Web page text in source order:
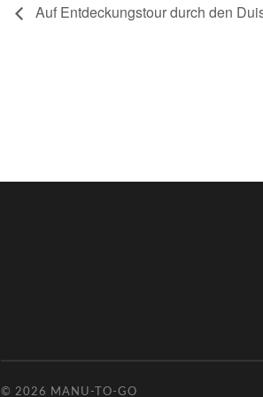
Auf Entdeckungstour durch den
© 2026 MANU-TO-GO